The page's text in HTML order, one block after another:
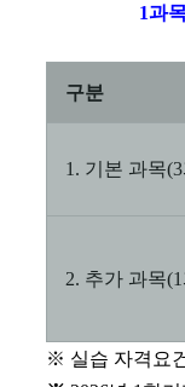
1과
구분
1. 기본 과목(3
2. 추가 과목(1
※ 실습 자격요